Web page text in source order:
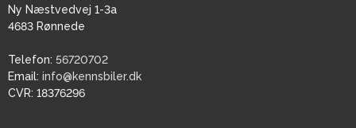
Ny Næstvedvej 1-3a
4683 Rønnede
Telefon: 56720702
Email: info@kennsbiler.dk
CVR: 18376296